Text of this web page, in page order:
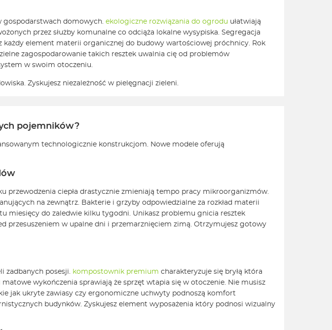
gospodarstwach domowych. ekologiczne rozwiązania do ogrodu ułatwiają
przez służby komunalne co odciąża lokalne wysypiska. Segregacja
każdy element materii organicznej do budowy wartościowej próchnicy. Rok
zagospodarowanie takich resztek uwalnia cię od problemów
w swoim otoczeniu.
Zyskujesz niezależność w pielęgnacji zieleni.
pojemników?
technologicznie konstrukcjom. Nowe modele oferują
przewodzenia ciepła drastycznie zmieniają tempo pracy mikroorganizmów.
na zewnątrz. Bakterie i grzyby odpowiedzialne za rozkład materii
miesięcy do zaledwie kilku tygodni. Unikasz problemu gnicia resztek
przesuszeniem w upalne dni i przemarznięciem zimą. Otrzymujesz gotowy
zadbanych posesji. kompostownik premium charakteryzuje się bryłą która
wykończenia sprawiają że sprzęt wtapia się w otoczenie. Nie musisz
jak ukryte zawiasy czy ergonomiczne uchwyty podnoszą komfort
budynków. Zyskujesz element wyposażenia który podnosi wizualny